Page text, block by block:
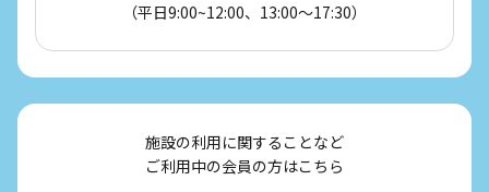
（平日9:00~12:00、13:00～17:30）
施設の利用に関することなど
ご利用中の会員の方はこちら